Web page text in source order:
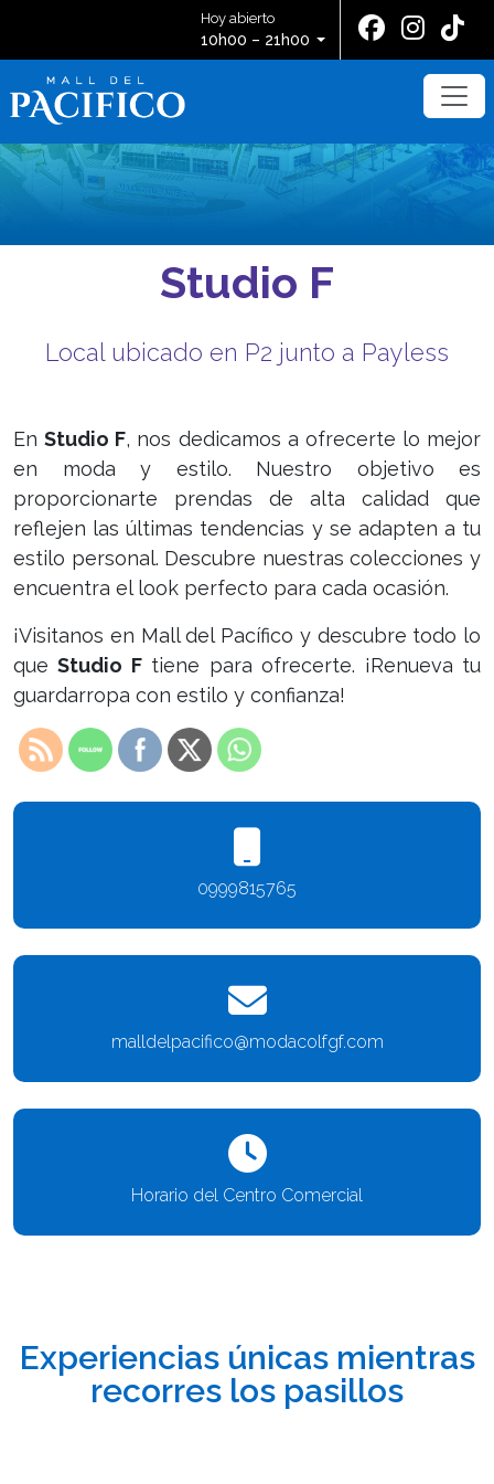
Hoy abierto
10h00 – 21h00
Studio F
Local ubicado en P2 junto a Payless
EnStudio F, nos dedicamos a ofrecerte lo mejor
en moda y estilo. Nuestro objetivo es
proporcionarte prendas de alta calidad que
reflejen las últimas tendencias y se adapten a tu
estilo personal. Descubre nuestras colecciones y
encuentra el look perfecto para cada ocasión.
¡Visitanos en Mall del Pacífico y descubre todo lo
queStudio Ftiene para ofrecerte. ¡Renueva tu
guardarropa con estilo y confianza!
0999815765
malldelpacifico@modacolfgf.com
Horario del Centro Comercial
Experiencias únicas mientras
recorres los pasillos